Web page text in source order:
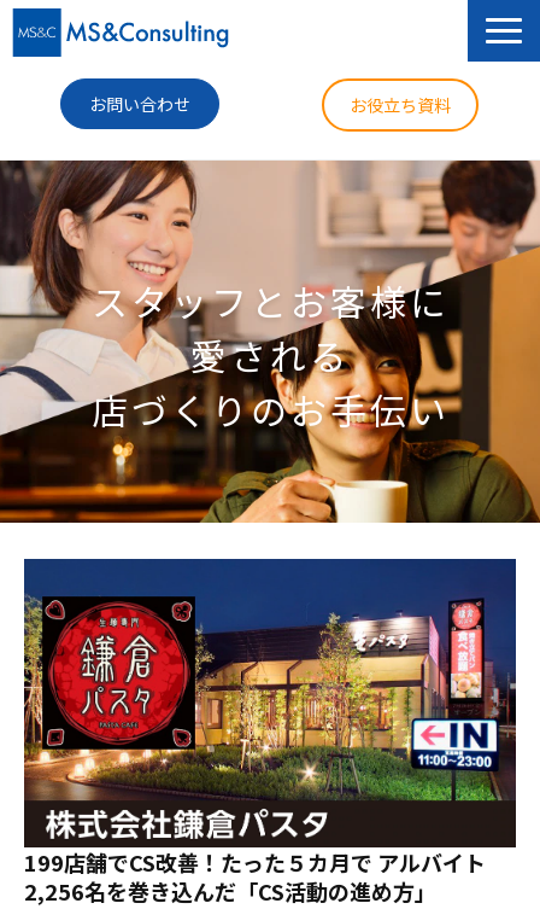
お問い合わせ お役立ち資料
サービス
セミナー
導入事例
コラム
ニュース
企業情報
スタッフとお客様に
愛される
店づくりのお手伝い
199店舗でCS改善！たった５カ月で アルバイト
2,256名を巻き込んだ「CS活動の進め方」